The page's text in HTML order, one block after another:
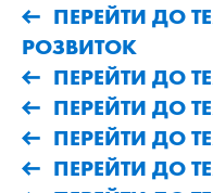
ПЕРЕЙТИ ДО
РОЗВИТОК
ПЕРЕЙТИ ДО
ПЕРЕЙТИ ДО
ПЕРЕЙТИ ДО
ПЕРЕЙТИ ДО